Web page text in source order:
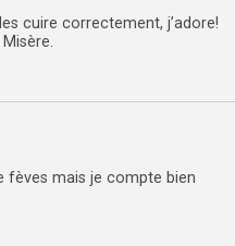
cuire correctement, j’adore!
Misère.
fèves mais je compte bien